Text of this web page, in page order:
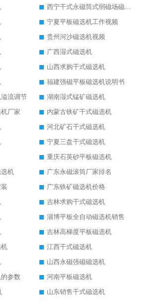
西宁干式永磁筒式弱磁场磁选机结构图
宁夏平板磁选机工作视频
贵州河沙磁选机视频
广西湿式磁选机
山西求购干式磁选机
福建强磁平板磁选机说明书
流调节
湖南湿式锰矿磁选机
厂家
内蒙古铁矿干式磁选机
河北矿石干式磁选机
宁夏三盘干式磁选机
重庆石英砂平板磁选机
机
广东永磁滚筒厂家排名
广东铁矿磁选机价格
吉林求购干式磁选机
淄博平板全自动磁选机销售
吉林高梯度平板磁选机
江西干式磁选机
山西永磁强磁磁选机
参数
河南平板磁选机
山东销售干式磁选机